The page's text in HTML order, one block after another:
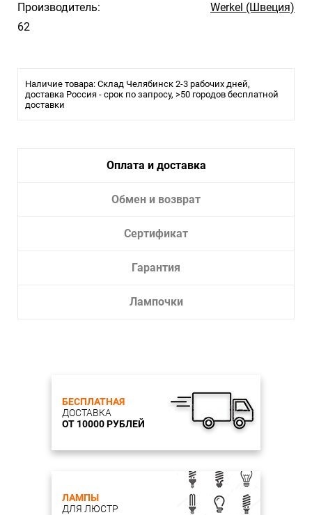
Производитель:
Werkel (Швеция)
62
Наличие товара: Склад Челябинск 2-3 рабочих дней,
доставка Россия - срок по запросу, >50 городов бесплатной
доставки
Оплата и доставка
Обмен и возврат
Сертификат
Гарантия
Лампочки
БЕСПЛАТНАЯ
ДОСТАВКА
ОТ 10000 РУБЛЕЙ
ЛАМПЫ
ДЛЯ ЛЮСТР